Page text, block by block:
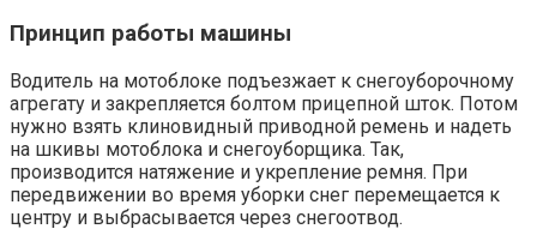
Принцип работы машины
Водитель на мотоблоке подъезжает к снегоуборочному
агрегату и закрепляется болтом прицепной шток. Потом
нужно взять клиновидный приводной ремень и надеть
на шкивы мотоблока и снегоуборщика. Так,
производится натяжение и укрепление ремня. При
передвижении во время уборки снег перемещается к
центру и выбрасывается через снегоотвод.